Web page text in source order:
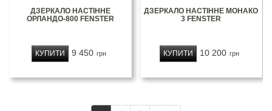
ДЗЕРКАЛО НАСТІННЕ
ОРЛАНДО-800 FENSTER
9 450 грн
КУПИТИ
ДЗЕРКАЛО НАСТІННЕ МОНАКО
3 FENSTER
10 200 грн
КУПИТИ